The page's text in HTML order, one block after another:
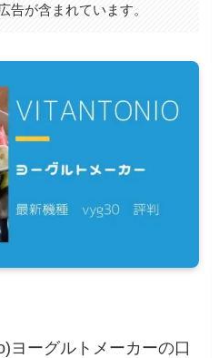
告が含まれています。
ヨーグルトメーカーの口